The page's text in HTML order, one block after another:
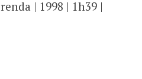
| 1998 | 1h39 |